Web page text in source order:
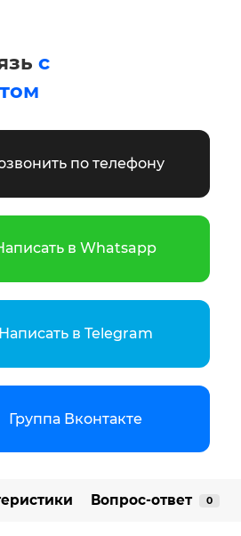
с
по телефону
в Whatsapp
Написать в Telegram
Группа Вконтакте
Вопрос-ответ 0